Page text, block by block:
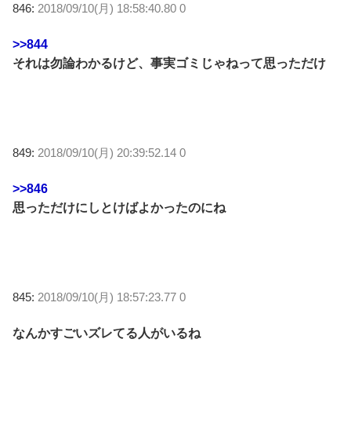
846: 2018/09/10(月) 18:58:40.80 0
>>844
それは勿論わかるけど、事実ゴミじゃねって思っただけ
849: 2018/09/10(月) 20:39:52.14 0
>>846
思っただけにしとけばよかったのにね
845: 2018/09/10(月) 18:57:23.77 0
なんかすごいズレてる人がいるね